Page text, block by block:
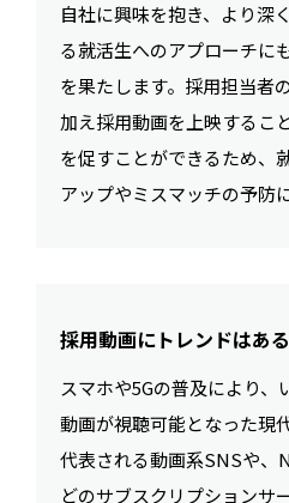
自社に興味を抱き、より深
る就活生へのアプローチに
を果たします。採用担当者
加え採用動画を上映するこ
を促すことができるため、
アップやミスマッチの予防
採用動画にトレンドはあ
スマホや5Gの普及により
動画が視聴可能となった現
代表される動画系SNSや
どのサブスクリプションサ